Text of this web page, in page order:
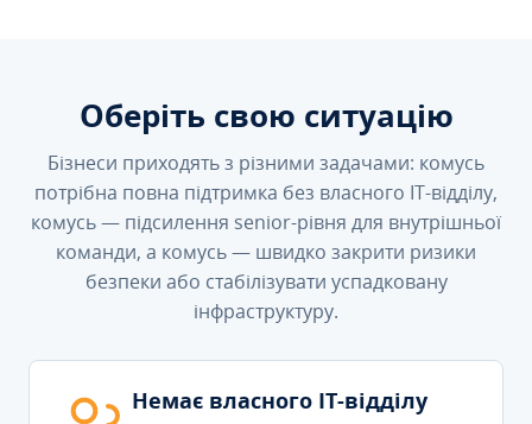
Оберіть свою ситуацію
Бізнеси приходять з різними задачами: комусь
потрібна повна підтримка без власного IT-відділу,
комусь — підсилення senior-рівня для внутрішньої
команди, а комусь — швидко закрити ризики
безпеки або стабілізувати успадковану
інфраструктуру.
Немає власного IT-відділу